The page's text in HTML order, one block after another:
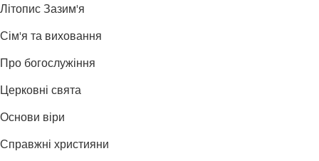
Літопис Зазим'я
Сім'я та виховання
Про богослужіння
Церковні свята
Основи віри
Справжні християни